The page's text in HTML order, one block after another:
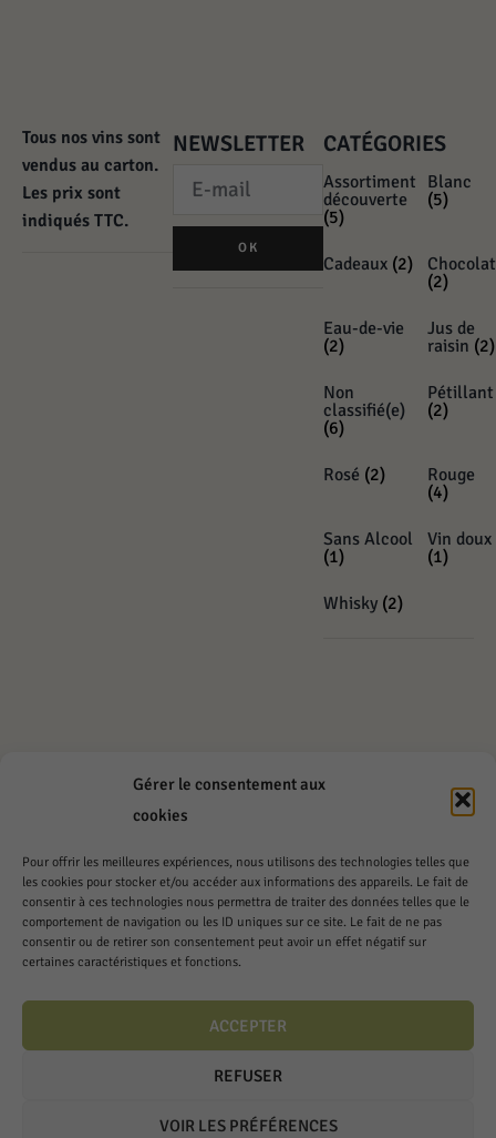
Gérer le consentement aux
cookies
Pour offrir les meilleures expériences, nous utilisons des technologies telles que
les cookies pour stocker et/ou accéder aux informations des appareils. Le fait de
consentir à ces technologies nous permettra de traiter des données telles que le
comportement de navigation ou les ID uniques sur ce site. Le fait de ne pas
consentir ou de retirer son consentement peut avoir un effet négatif sur
certaines caractéristiques et fonctions.
ACCEPTER
REFUSER
VOIR LES PRÉFÉRENCES
Tous nos vins sont
vendus au carton.
Les prix sont
indiqués TTC.
NEWSLETTER
OK
CATÉGORIES
Assortiment
découverte
(5)
Blanc
(5)
Cadeaux (2)
Chocolat
(2)
Eau-de-vie
(2)
Jus de
raisin (2)
Non
classifié(e)
(6)
Pétillant
(2)
Rosé (2)
Rouge
(4)
Sans Alcool
(1)
Vin doux
(1)
Whisky (2)
Chemin de la Crausaz 3
1173 Féchy
7h à 12h – 13h à 18h